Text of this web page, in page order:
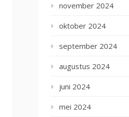
november 2024
oktober 2024
september 2024
augustus 2024
juni 2024
mei 2024